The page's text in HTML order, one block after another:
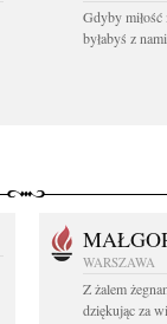
Gdyby miłość
byłabyś z
WARSZAWA
Z żalem
dziękując za